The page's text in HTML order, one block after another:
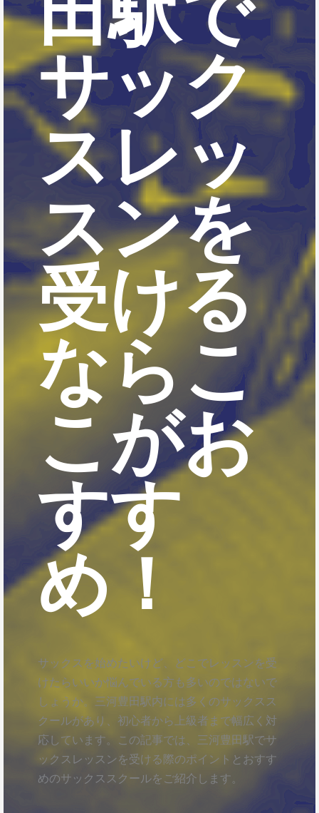
サック
スレッ
スンを
受ける
ならこ
こがお
すす
め！
サックスを始めたいけど、どこでレッスンを受
けたらいいか悩んでいる方も多いのではないで
しょうか。三河豊田駅内には多くのサックスス
クールがあり、初心者から上級者まで幅広く対
応しています。この記事では、三河豊田駅でサ
ックスレッスンを受ける際のポイントとおすす
めのサックススクールをご紹介します。